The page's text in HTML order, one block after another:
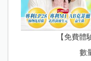
【免費
數